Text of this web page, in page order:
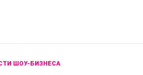
ШОУ-БИЗНЕСА